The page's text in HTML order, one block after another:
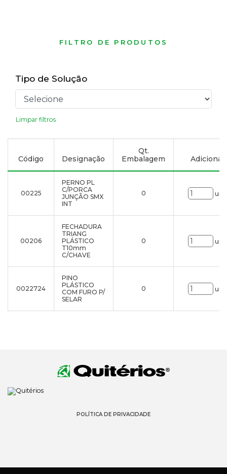
FILTRO DE PRODUTOS
Tipo de Solução
Limpar filtros
Código Designação
Qt.
Embalagem
Adicionar
00225
PERNO PL
C/PORCA
JUNÇÃO SMX
INT
0
00206
FECHADURA
TRIANG
PLÁSTICO
T10mm
C/CHAVE
0
0022724
PINO
PLÁSTICO
COM FURO P/
SELAR
0
POLÍTICA DE PRIVACIDADE